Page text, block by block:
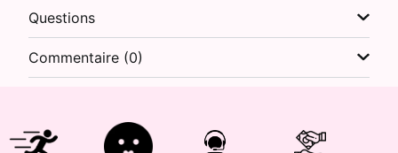
Questions
Commentaire (0)